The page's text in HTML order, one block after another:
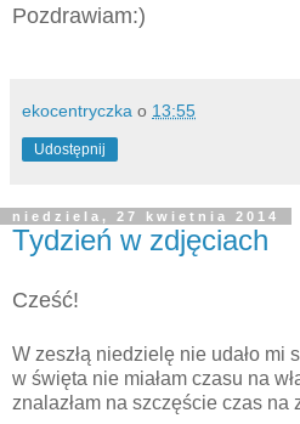
Pozdrawiam:)
ekocentryczka o 13:55
Udostępnij
niedziela, 27 kwietnia 2014
Tydzień w zdjęciach
Cześć!
W zeszłą niedzielę nie udało mi
w święta nie miałam czasu na
znalazłam na szczęście czas na